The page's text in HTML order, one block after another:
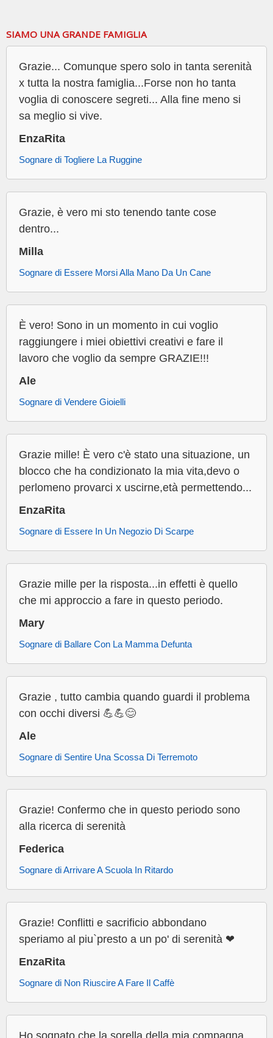
SIAMO UNA GRANDE FAMIGLIA
Grazie... Comunque spero solo in tanta serenità
x tutta la nostra famiglia...Forse non ho tanta
voglia di conoscere segreti... Alla fine meno si
sa meglio si vive.
EnzaRita
Sognare di Togliere La Ruggine
Grazie, è vero mi sto tenendo tante cose
dentro...
Milla
Sognare di Essere Morsi Alla Mano Da Un Cane
È vero! Sono in un momento in cui voglio
raggiungere i miei obiettivi creativi e fare il
lavoro che voglio da sempre GRAZIE!!!
Ale
Sognare di Vendere Gioielli
Grazie mille! È vero c'è stato una situazione, un
blocco che ha condizionato la mia vita,devo o
perlomeno provarci x uscirne,età permettendo...
EnzaRita
Sognare di Essere In Un Negozio Di Scarpe
Grazie mille per la risposta...in effetti è quello
che mi approccio a fare in questo periodo.
Mary
Sognare di Ballare Con La Mamma Defunta
Grazie , tutto cambia quando guardi il problema
con occhi diversi 💪💪😊
Ale
Sognare di Sentire Una Scossa Di Terremoto
Grazie! Confermo che in questo periodo sono
alla ricerca di serenità
Federica
Sognare di Arrivare A Scuola In Ritardo
Grazie! Conflitti e sacrificio abbondano
speriamo al piu`presto a un po' di serenità ❤
EnzaRita
Sognare di Non Riuscire A Fare Il Caffè